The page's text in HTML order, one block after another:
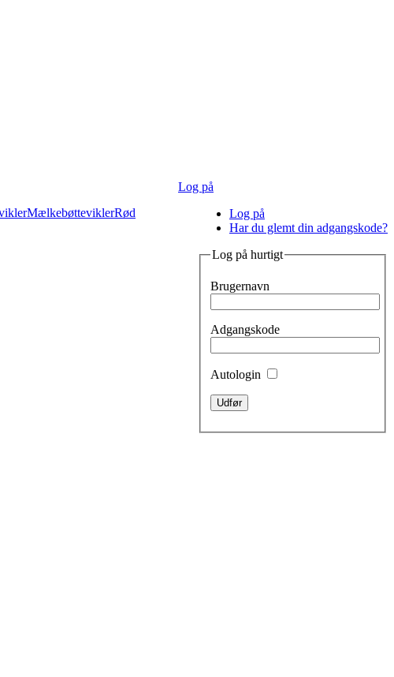
Log på
Log på
Har du glemt din adgangskode?
Log på hurtigt
Brugernavn
Adgangskode
Autologin
MælkebøtteviklerRød